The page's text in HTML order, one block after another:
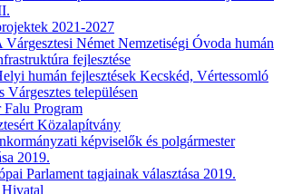
2021-2027
Várgesztesi Német Nemzetiségi Óvoda humán
fejlesztése
humán fejlesztések Kecskéd, Vértessomló
Várgesztes településen
Falu Program
Közalapítvány
képviselők és polgármester
2019.
Parlament tagjainak választása 2019.
Hivatal